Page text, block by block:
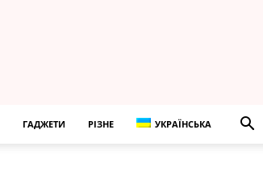
ГАДЖЕТИ РІЗНЕ УКРАЇНСЬКА